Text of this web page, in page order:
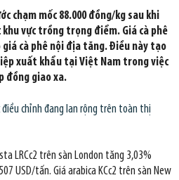
chạm mốc 88.000 đồng/kg sau khi
khu vực trồng trọng điểm. Giá cà phê
cà phê nội địa tăng. Điều này tạo
xuất khẩu tại Việt Nam trong việc
đồng giao xa.
điều chỉnh đang lan rộng trên toàn thị
LRCc2 trên sàn London tăng 3,03%
USD/tấn. Giá arabica KCc2 trên sàn New